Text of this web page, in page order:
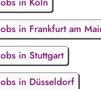
in Frankfurt am
in Stuttgart
in Düsseldorf